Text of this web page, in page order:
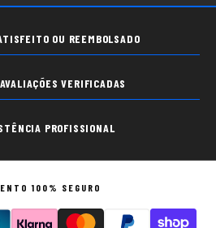
OU REEMBOLSADO
VERIFICADAS
PROFISSIONAL
100% SEGURO